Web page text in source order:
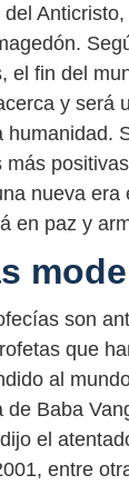
el fin del
y será
humanidad.
más
nueva era
en paz y
son
que
al
de Baba
el
entre